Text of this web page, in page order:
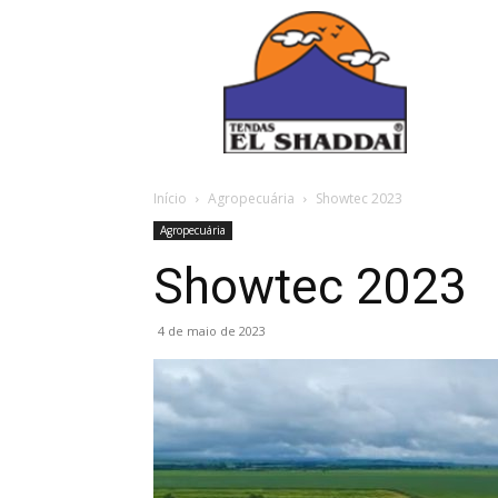
Início Agropecuária Showtec 2023
Agropecuária
Showtec 2023
4 de maio de 2023